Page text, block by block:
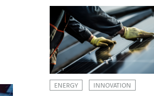
ENERGY INNOVATION